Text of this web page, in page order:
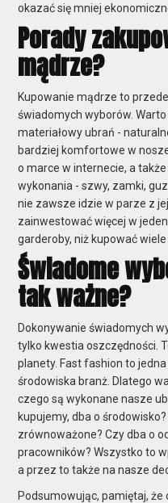
okazać się mniej
Porady
mądrze?
Kupowanie mądrze to
świadomych wyborów.
materiałowy ubrań -
bardziej komfortowe w
o marce w internecie, a
wykonania - szwy, zamki,
nie zawsze idzie w parze z
zainwestować więcej w
garderoby, niż kupować
Świadome
tak ważne?
Dokonywanie świadomych
tylko kwestia oszczędności.
planety. Fast fashion to
środowiska branż. Dlatego
czego są wykonane nasze
kupujemy, dba o
zrównoważone? Czy dba o
pracowników? Wszystko to
a przez to także na nasze
Podsumowując, pamiętaj,